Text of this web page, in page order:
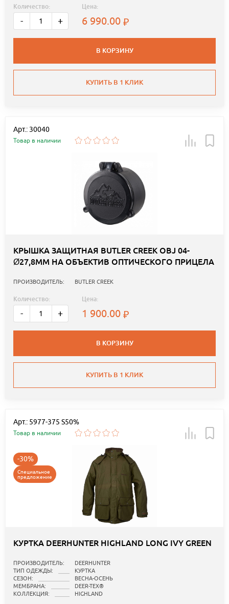
Количество:
- +
Цена:
6 990.00
В КОРЗИНУ
КУПИТЬ В 1 КЛИК
Арт.: 30040
Товар в наличии
КРЫШКА ЗАЩИТНАЯ BUTLER CREEK OBJ 04-
Ø27,8ММ НА ОБЪЕКТИВ ОПТИЧЕСКОГО ПРИЦЕЛА
ПРОИЗВОДИТЕЛЬ: BUTLER CREEK
Количество:
- +
Цена:
1 900.00
В КОРЗИНУ
КУПИТЬ В 1 КЛИК
Арт.: 5977-375 S50%
Товар в наличии
-30%
Специальное
предложение
КУРТКА DEERHUNTER HIGHLAND LONG IVY GREEN
ПРОИЗВОДИТЕЛЬ:
DEERHUNTER
ТИП ОДЕЖДЫ:
КУРТКА
СЕЗОН:
ВЕСНА-ОСЕНЬ
МЕМБРАНА:
DEER-TEX®
КОЛЛЕКЦИЯ:
HIGHLAND